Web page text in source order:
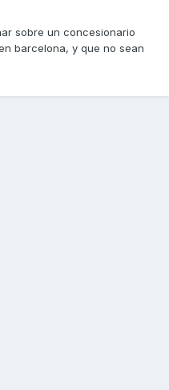
sobre un concesionario
barcelona, y que no sean